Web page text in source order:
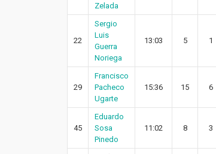
Zelada
22
Sergio
Luis
Guerra
Noriega
13:03 5 1
29
Francisco
Pacheco
Ugarte
15:36 15 6
45
Eduardo
Sosa
Pinedo
11:02 8 3